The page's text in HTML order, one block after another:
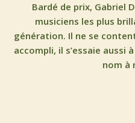
Bardé de prix, Gabriel
musiciens les plus
génération. Il ne se
accompli, il s’essaie aussi
nom à